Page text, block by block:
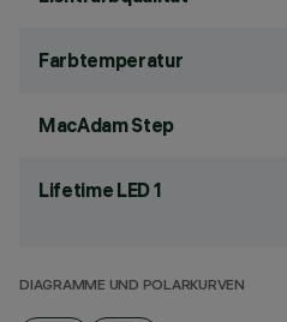
Farbtemperatur
MacAdam Step
Lifetime LED 1
DIAGRAMME UND POLARKURVEN